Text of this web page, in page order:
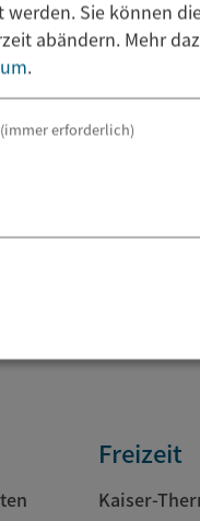
Freizeit
Kaiser-
Sie können
abändern. Mehr
.
(immer erforderlich)